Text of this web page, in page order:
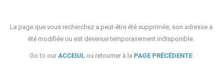
La page que vous recherchez a peut-être été supprimée, son adresse a
été modifiée ou est devenue temporairement indisponible.
Go to our ACCEIUL ou retourner à la PAGE PRÉCÉDENTE